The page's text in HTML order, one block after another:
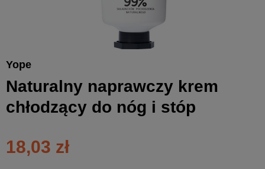
Yope
Naturalny naprawczy krem
chłodzący do nóg i stóp
18,03 zł